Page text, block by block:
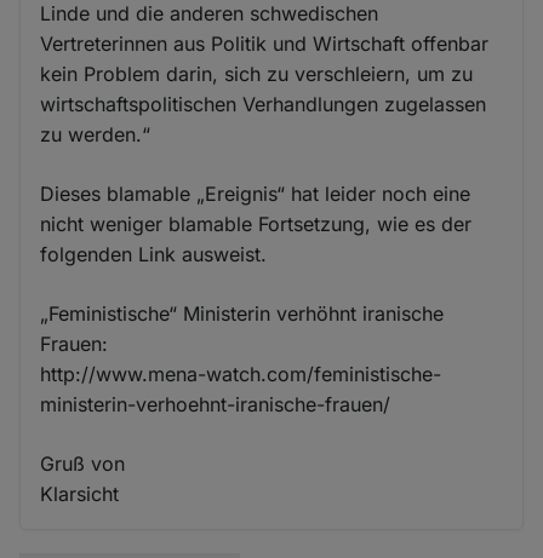
Linde und die anderen schwedischen
Vertreterinnen aus Politik und Wirtschaft offenbar
kein Problem darin, sich zu verschleiern, um zu
wirtschaftspolitischen Verhandlungen zugelassen
zu werden.“
Dieses blamable „Ereignis“ hat leider noch eine
nicht weniger blamable Fortsetzung, wie es der
folgenden Link ausweist.
„Feministische“ Ministerin verhöhnt iranische
Frauen:
http://www.mena-watch.com/feministische-
ministerin-verhoehnt-iranische-frauen/
Gruß von
Klarsicht